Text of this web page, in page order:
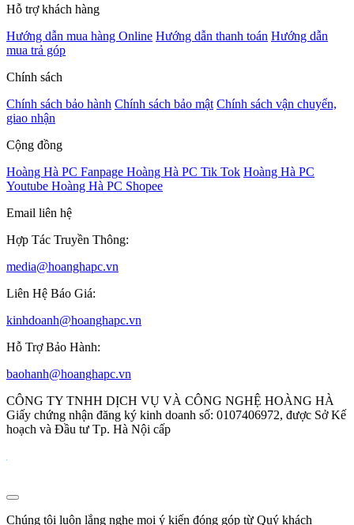
Hỗ trợ khách hàng
Hướng dẫn mua hàng Online Hướng dẫn thanh toán Hướng dẫn
mua trả góp
Chính sách
Chính sách bảo hành Chính sách bảo mật Chính sách vận chuyển,
giao nhận
Cộng đồng
Hoàng Hà PC Fanpage Hoàng Hà PC Tik Tok Hoàng Hà PC
Youtube Hoàng Hà PC Shopee
Email liên hệ
Hợp Tác Truyền Thông:
media@hoanghapc.vn
Liên Hệ Báo Giá:
kinhdoanh@hoanghapc.vn
Hỗ Trợ Bảo Hành:
baohanh@hoanghapc.vn
CÔNG TY TNHH DỊCH VỤ VÀ CÔNG NGHỆ HOÀNG HÀ
Giấy chứng nhận đăng ký kinh doanh số: 0107406972, được Sở Kế
hoạch và Đầu tư Tp. Hà Nội cấp
Chúng tôi luôn lắng nghe mọi ý kiến đóng góp từ Quý khách